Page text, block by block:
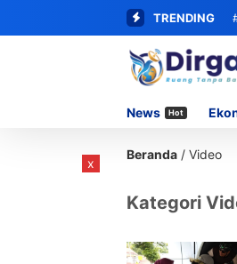
TRENDING
News Hot
Beranda / Video
Kategori
x